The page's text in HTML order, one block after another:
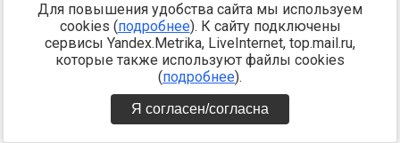
Для повышения удобства сайта мы используем
cookies (подробнее). К сайту подключены
сервисы Yandex.Metrika, LiveInternet, top.mail.ru,
которые также используют файлы cookies
(подробнее).
Я согласен/согласна